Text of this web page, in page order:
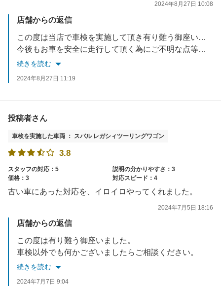
2024年8月27日 10:08
店舗からの返信
この度は当店で車検を実施して頂き有り難う御座いました。
今後もお車を安全に走行して頂く為にご不明な点等御座いましたらお気軽にご連絡下さい。
続きを読む
2024年8月27日 11:19
投稿者さん
車検を実施した車両 ： スバル レガシィツーリングワゴン
3.8
スタッフの対応：5
説明の分かりやすさ：3
価格：3
対応スピード：4
古い車にあった対応を、イロイロやってくれました。
2024年7月5日 18:16
店舗からの返信
この度は有り難う御座いました。
車検以外でも何かございましたらご相談ください。
今後も宜しくお願い致します。
続きを読む
2024年7月7日 9:04